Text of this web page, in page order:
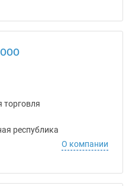
торговля
республика
О компании